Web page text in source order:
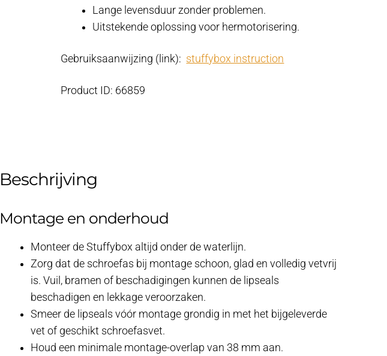
Lange levensduur zonder problemen.
Uitstekende oplossing voor hermotorisering.
Gebruiksaanwijzing (link): stuffybox instruction
Product ID: 66859
Beschrijving
Montage en onderhoud
Monteer de Stuffybox altijd onder de waterlijn.
Zorg dat de schroefas bij montage schoon, glad en volledig vetvrij
is. Vuil, bramen of beschadigingen kunnen de lipseals
beschadigen en lekkage veroorzaken.
Smeer de lipseals vóór montage grondig in met het bijgeleverde
vet of geschikt schroefasvet.
Houd een minimale montage-overlap van 38 mm aan.